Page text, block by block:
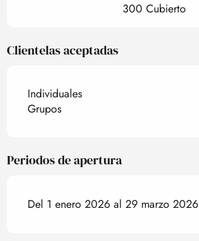
300 Cubierto
Clientelas aceptadas
Individuales
Grupos
Periodos de apertura
Del 1 enero 2026 al 29 marzo 2026